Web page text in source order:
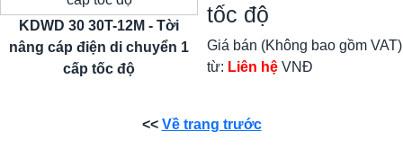
KDWD 30 30T-12M - Tời
nâng cáp điện di chuyển 1
cấp tốc độ
tốc độ
Giá bán (Không bao gồm VAT)
từ: Liên hệ VNĐ
<< Về trang trước